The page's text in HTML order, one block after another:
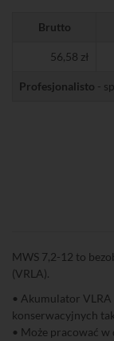
Brutto
56,58 zł
Profesjonalisto -
MWS 7,2-12 to
(VRLA).
• Akumulator VLRA
konserwacyjnych
• Może pracować